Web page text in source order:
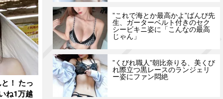
！ たっ
ね1万越
”これで海とか最高かよ”ばんぴ先
生、ガーターベルト付きのセク
シービキニ姿に「こんなの最高
じゃん」
”くびれ職人”朝比奈りる、美くび
れ際立つ黒レースのランジェリ
ー姿にファン悶絶